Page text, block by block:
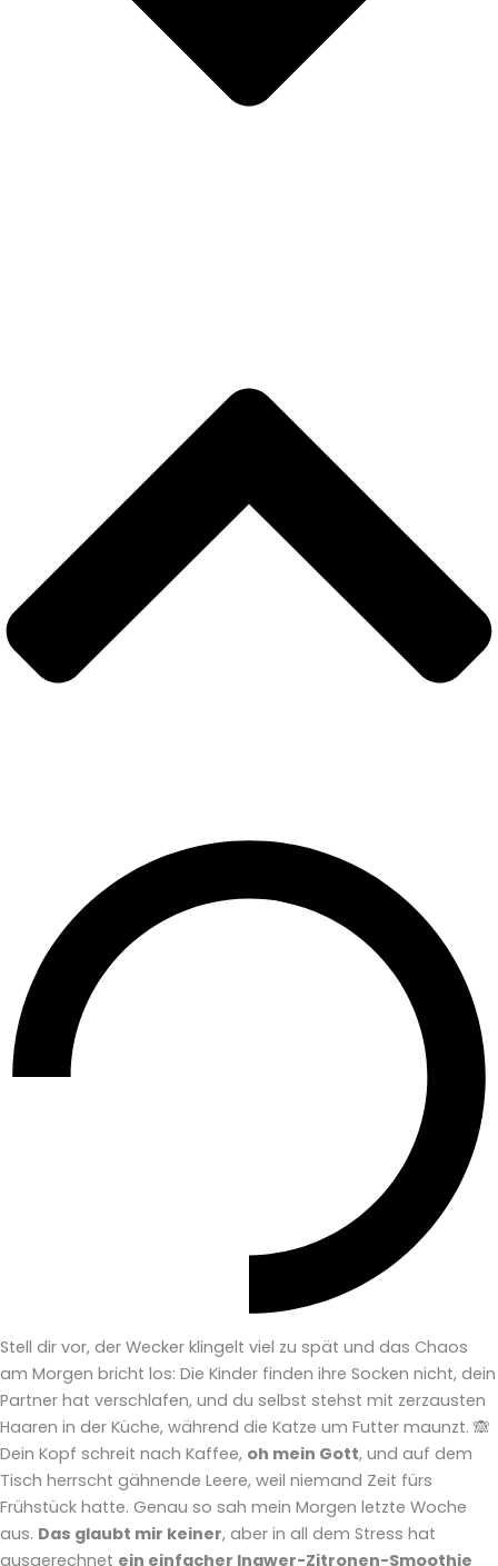
Stell dir vor, der Wecker klingelt viel zu spät und das Chaos
am Morgen bricht los: Die Kinder finden ihre Socken nicht, dein
Partner hat verschlafen, und du selbst stehst mit zerzausten
Haaren in der Küche, während die Katze um Futter maunzt. 🙈
Dein Kopf schreit nach Kaffee, oh mein Gott, und auf dem
Tisch herrscht gähnende Leere, weil niemand Zeit fürs
Frühstück hatte. Genau so sah mein Morgen letzte Woche
aus. Das glaubt mir keiner, aber in all dem Stress hat
ausgerechnet ein einfacher Ingwer-Zitronen-Smoothie